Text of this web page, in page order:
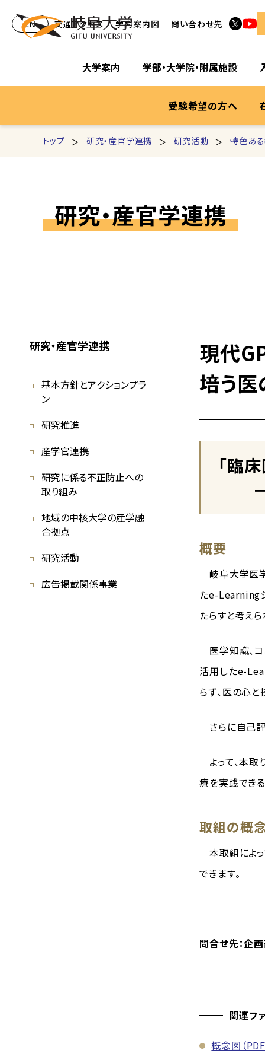
大学案内 学部・大学院・附属施設
受験希望の方へ
EN 交通アクセス 学内案内図 問い合わせ先
トップ 研究・産官学連携 研究活動 特色あ
研究・産官学連携
現代
培う医
「臨
－
概要
岐阜大学医
たe-Learning
たらすと考え
医学知識、
活用したe-
らず、医の心
さらに自己
よって、本
療を実践でき
取組の概
本取組によ
できます。
問合せ先：企
関連フ
概念図（
研究・産官学連携
基本方針とアクションプラ
ン
研究推進
産学官連携
研究に係る不正防止への
取り組み
地域の中核大学の産学融
合拠点
研究活動
広告掲載関係事業